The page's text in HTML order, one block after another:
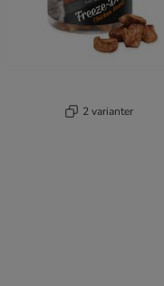
2 varianter